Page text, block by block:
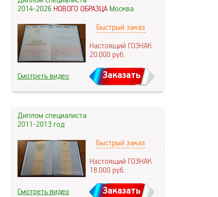
2014-2026НОВОГО ОБРАЗЦАМосква
Быстрый заказ
Настоящий ГОЗНАК
20.000руб.
Смотреть видео Заказать
Диплом специалиста
2011-2013 год
Быстрый заказ
Настоящий ГОЗНАК
18.000руб.
Смотреть видео Заказать